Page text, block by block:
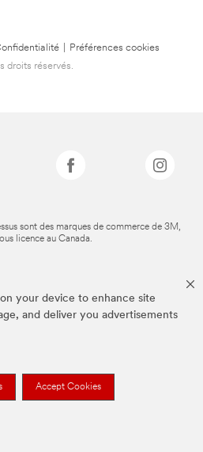
your device to enhance site
and deliver you advertisements
Accept Cookies
Préférences cookies
droits réservés.
sont des marques de commerce de 3M,
licence au Canada.